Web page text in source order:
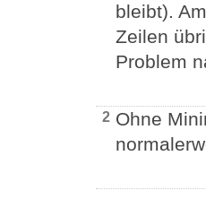
bleibt).
Zeilen
Problem
2 Ohne